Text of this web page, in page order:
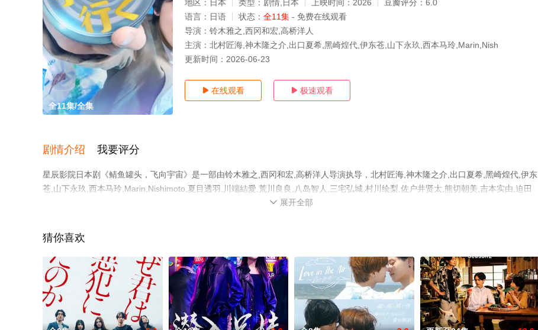
全11集/全集
地区： 日本 类型： 剧情,日本 上映时间： 2026 豆瓣评分： 6.0
语言： 日语 状态： 全11集 - 免费在线观看
导演： 铃木雅之,西冈和宏,高桥洋人
主演： 北村匠海,神木隆之介,出口夏希,黑崎煌代,伊东苍,山下永玖,西本马玲,Marin,Nish
更新时间： 2026-06-23
 在线观看  极速观看
剧情介绍 我要评分
星辰影院日本剧《鲭鱼罐头，飞向宇宙》是一部由铃木雅之,西冈和宏,高桥洋人导演执导，北村匠海,神木隆之介,出口夏希,黑崎煌代,伊东
苍,山下永玖,西本马玲,Marin,Nishimoto,夏目透羽,川端結愛,荒川良良,八岛智人,三宅弘城,村川绘梨,佐户井贤太,熊切朝美,吉本实由,迫田
孝也,成膳任,铃木浩介等演员精彩演绎的日本电视剧，大结局剧情已揭晓（全11集），手机免费观看高清未删减完整版电视剧全集就上星
 展开全部
猜你喜欢